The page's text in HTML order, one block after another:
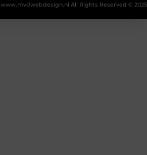
All Rights Reserved © 2025
www.mvdwebdesign.nl.